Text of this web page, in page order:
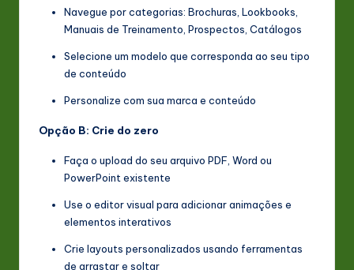
Navegue por categorias: Brochuras, Lookbooks,
Manuais de Treinamento, Prospectos, Catálogos
Selecione um modelo que corresponda ao seu tipo
de conteúdo
Personalize com sua marca e conteúdo
Opção B: Crie do zero
Faça o upload do seu arquivo PDF, Word ou
PowerPoint existente
Use o editor visual para adicionar animações e
elementos interativos
Crie layouts personalizados usando ferramentas
de arrastar e soltar